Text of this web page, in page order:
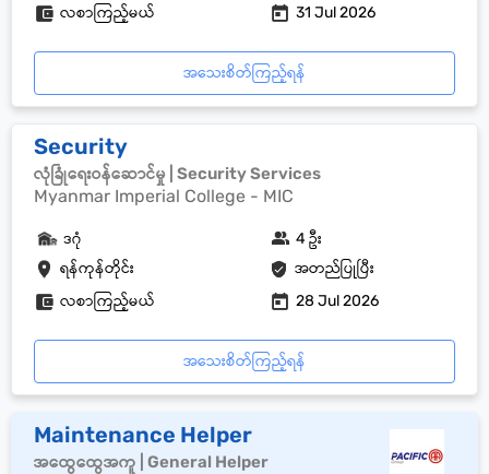
လစာကြည့်မယ် 31 Jul 2026
အသေးစိတ်ကြည့်ရန်
Security
လုံခြုံရေးဝန်ဆောင်မှု | Security Services
Myanmar Imperial College - MIC
ရန်ကုန်တိုင်း အတည်ပြုပြီး
ဒဂုံ 4 ဦး
လစာကြည့်မယ် 28 Jul 2026
အသေးစိတ်ကြည့်ရန်
Maintenance Helper
အထွေထွေအကူ | General Helper